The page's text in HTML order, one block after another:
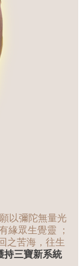
以彌陀無量光
緣眾生覺靈 ；
之苦海，往生
持三寶新系統